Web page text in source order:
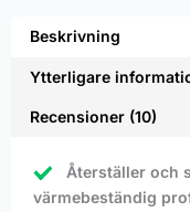
Beskrivning
Ytterligare
Recensioner (10)
Återställer och
värmebeständig